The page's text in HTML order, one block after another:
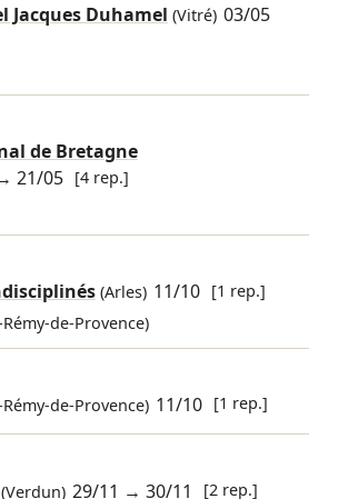
Jacques Duhamel (Vitré) 03/05
de Bretagne
21/05 [4 rep.]
(Arles) 11/10 [1 rep.]
de-Provence)
de-Provence) 11/10 [1 rep.]
29/11 →30/11 [2 rep.]